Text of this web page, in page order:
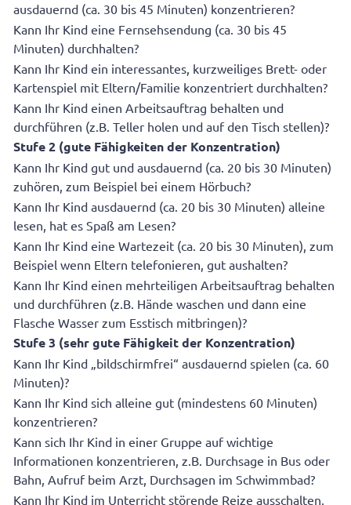
ausdauernd (ca. 30 bis 45 Minuten) konzentrieren?
Kann Ihr Kind eine Fernsehsendung (ca. 30 bis 45
Minuten) durchhalten?
Kann Ihr Kind ein interessantes, kurzweiliges Brett- oder
Kartenspiel mit Eltern/Familie konzentriert durchhalten?
Kann Ihr Kind einen Arbeitsauftrag behalten und
durchführen (z.B. Teller holen und auf den Tisch stellen)?
Stufe 2 (gute Fähigkeiten der Konzentration)
Kann Ihr Kind gut und ausdauernd (ca. 20 bis 30 Minuten)
zuhören, zum Beispiel bei einem Hörbuch?
Kann Ihr Kind ausdauernd (ca. 20 bis 30 Minuten) alleine
lesen, hat es Spaß am Lesen?
Kann Ihr Kind eine Wartezeit (ca. 20 bis 30 Minuten), zum
Beispiel wenn Eltern telefonieren, gut aushalten?
Kann Ihr Kind einen mehrteiligen Arbeitsauftrag behalten
und durchführen (z.B. Hände waschen und dann eine
Flasche Wasser zum Esstisch mitbringen)?
Stufe 3 (sehr gute Fähigkeit der Konzentration)
Kann Ihr Kind „bildschirmfrei“ ausdauernd spielen (ca. 60
Minuten)?
Kann Ihr Kind sich alleine gut (mindestens 60 Minuten)
konzentrieren?
Kann sich Ihr Kind in einer Gruppe auf wichtige
Informationen konzentrieren, z.B. Durchsage in Bus oder
Bahn, Aufruf beim Arzt, Durchsagen im Schwimmbad?
Kann Ihr Kind im Unterricht störende Reize ausschalten,